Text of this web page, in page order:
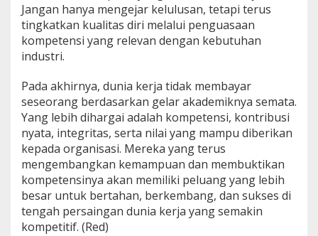
Jangan hanya mengejar kelulusan, tetapi terus
tingkatkan kualitas diri melalui penguasaan
kompetensi yang relevan dengan kebutuhan
industri.
Pada akhirnya, dunia kerja tidak membayar
seseorang berdasarkan gelar akademiknya semata.
Yang lebih dihargai adalah kompetensi, kontribusi
nyata, integritas, serta nilai yang mampu diberikan
kepada organisasi. Mereka yang terus
mengembangkan kemampuan dan membuktikan
kompetensinya akan memiliki peluang yang lebih
besar untuk bertahan, berkembang, dan sukses di
tengah persaingan dunia kerja yang semakin
kompetitif. (Red)